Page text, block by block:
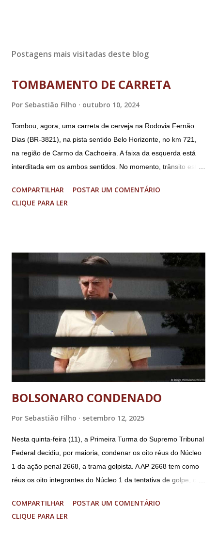
Postagens mais visitadas deste blog
TOMBAMENTO DE CARRETA
Por Sebastião Filho outubro 10, 2024
Tombou, agora, uma carreta de cerveja na Rodovia Fernão
Dias (BR-3821), na pista sentido Belo Horizonte, no km 721,
na região de Carmo da Cachoeira. A faixa da esquerda está
interditada em os ambos sentidos. No momento, trânsito está
Imagens @transitofernaodias *Por Sebastião Filho
COMPARTILHAR
POSTAR UM COMENTÁRIO
CLIQUE PARA LER
BOLSONARO CONDENADO
Por Sebastião Filho setembro 12, 2025
Nesta quinta-feira (11), a Primeira Turma do Supremo Tribunal
Federal decidiu, por maioria, condenar os oito réus do Núcleo
1 da ação penal 2668, a trama golpista. A AP 2668 tem como
réus os oito integrantes do Núcleo 1 da tentativa de golpe, ou
(PGR): o deputado federal Alexandre Ramagem, ex-diretor da
Agência Brasileira de Inteligência (Abin); o almirante Almir
COMPARTILHAR
POSTAR UM COMENTÁRIO
CLIQUE PARA LER